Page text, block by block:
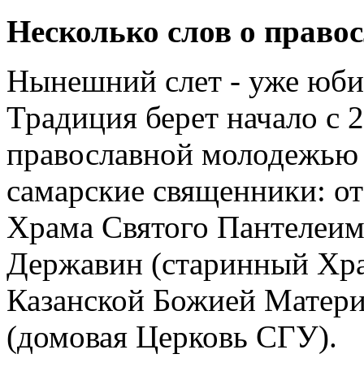
Несколько слов о
Нынешний слет - уже
Традиция берет начало с
православной
самарские священники:
Храма Святого
Державин (старинный
Казанской Божией
(домовая Церковь СГУ).